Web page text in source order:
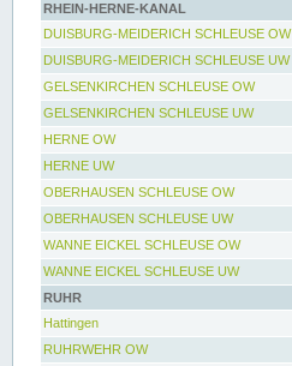
RHEIN-HERNE-KANAL
DUISBURG-MEIDERICH SCHLEUSE OW
DUISBURG-MEIDERICH SCHLEUSE UW
GELSENKIRCHEN SCHLEUSE OW
GELSENKIRCHEN SCHLEUSE UW
HERNE OW
HERNE UW
OBERHAUSEN SCHLEUSE OW
OBERHAUSEN SCHLEUSE UW
WANNE EICKEL SCHLEUSE OW
WANNE EICKEL SCHLEUSE UW
RUHR
Hattingen
RUHRWEHR OW